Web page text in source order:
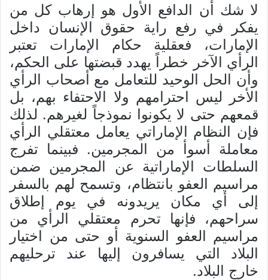
لا شك أن الدافع الأول هو إرهاب كل من
يفكر في رفع راية حقوق الإنسان داخل
الإمارات، فعقلية حكام الإمارات تعتبر
الرأي الآخر خطراً يهدد قبضتها على الحكم،
وأن الحل الوحيد للتعامل مع أصحاب الرأي
الأخر ليس احترامهم ولا الاحتفاء بهم، بل
قمعهم حتى لا يكونوا نموذجاً لغيرهم. لذلك
فإن النظام الإماراتي يعامل معتقلي الرأي
معاملة أسوأ من المجرمين. فبينما تفرج
السلطات الإماراتية عن المجرمين ضمن
مراسيم العفو بانتظام، وتسمح لهم بالسفر
إلى أي مكان يريدونه في يوم إطلاق
سراحهم، فإنها تحرم معتقلي الرأي من
مراسيم العفو السنوية أو حتى من اختيار
البلاد التي يسافرون إليها عند ترحليهم
خارج البلاد.